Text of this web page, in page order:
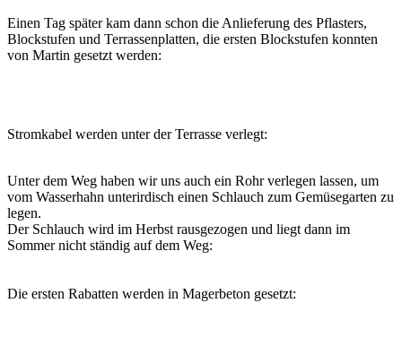
Einen Tag später kam dann schon die Anlieferung des Pflasters,
Blockstufen und Terrassenplatten, die ersten Blockstufen konnten
von Martin gesetzt werden:
Stromkabel werden unter der Terrasse verlegt:
Unter dem Weg haben wir uns auch ein Rohr verlegen lassen, um
vom Wasserhahn unterirdisch einen Schlauch zum Gemüsegarten zu
legen.
Der Schlauch wird im Herbst rausgezogen und liegt dann im
Sommer nicht ständig auf dem Weg:
Die ersten Rabatten werden in Magerbeton gesetzt: